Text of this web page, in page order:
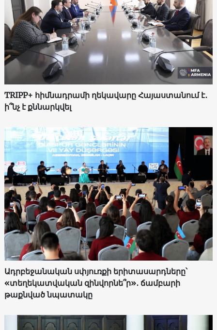
TRIPP+ հիմնադրամի ղեկավարը Հայաստանում է․
ի՞նչ է քննարկվել
Ադրբեջանական սփյուռքի երիտասարդները՝
«տեղեկատվական զինվորնե՞ր»․ ճամբարի
թաքնված նպատակը